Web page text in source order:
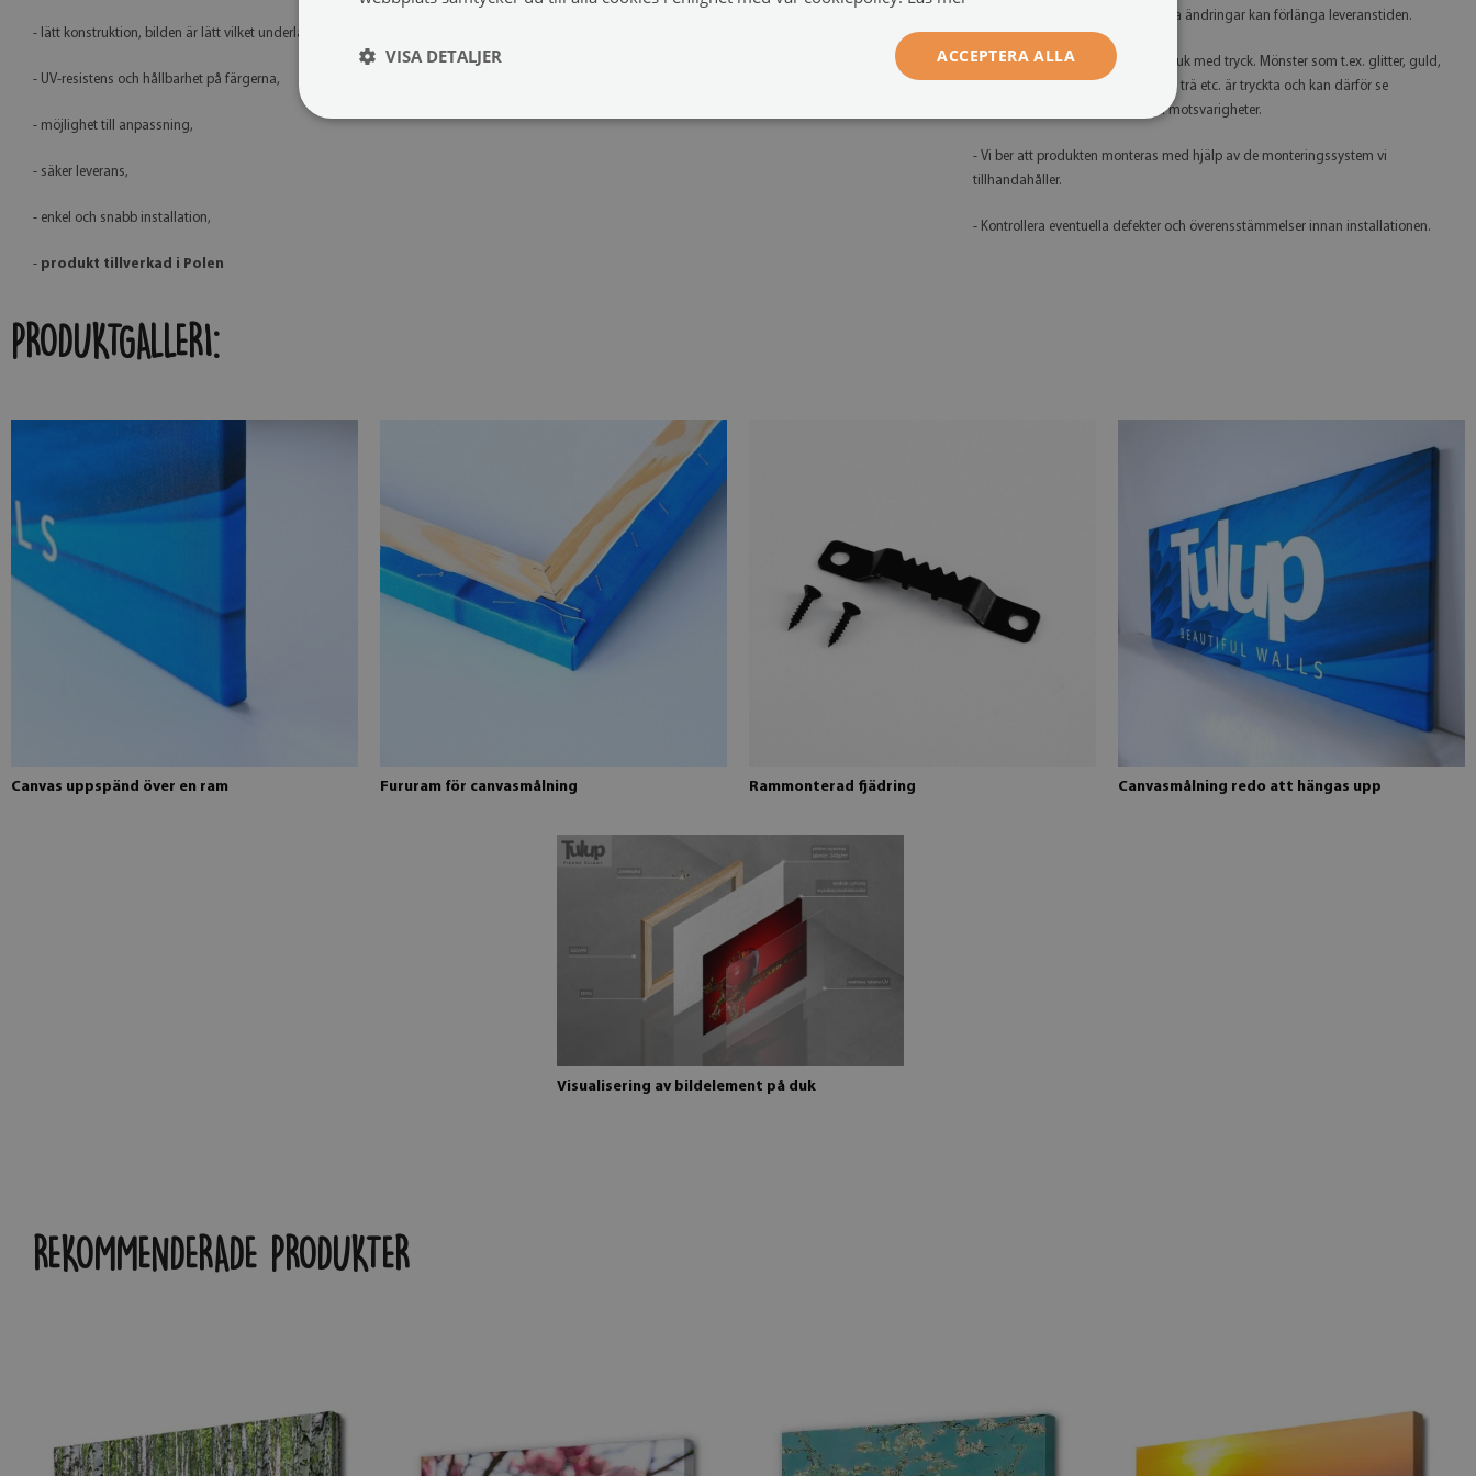
- lätt konstruktion, bilden är lätt vilket underlättar upphängning och transport,
- UV-resistens och hållbarhet på färgerna,
- möjlighet till anpassning,
- säker leverans,
- enkel och snabb installation,
- produkt tillverkad i Polen
på begäran. Observera att grafiska ändringar kan förlänga leveranstiden.
- Tänk på att du köper en bild på duk med tryck. Mönster som t.ex. glitter, guld,
silver, betong, marmor, rostig plåt, trä etc. är tryckta och kan därför se
annorlunda ut än deras verkliga motsvarigheter.
- Vi ber att produkten monteras med hjälp av de monteringssystem vi
tillhandahåller.
- Kontrollera eventuella defekter och överensstämmelser innan installationen.
PRODUKTGALLERI:
Canvas uppspänd över en ram Fururam för canvasmålning Rammonterad fjädring Canvasmålning redo att hängas upp
Visualisering av bildelement på duk
REKOMMENDERADE PRODUKTER
ACCEPTERA ALLA
VISA DETALJER